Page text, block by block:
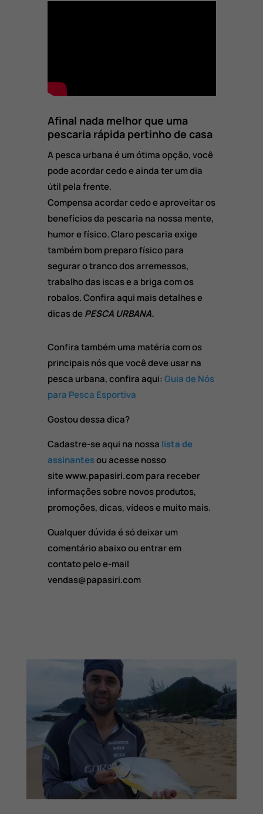
Afinal nada melhor que uma
pescaria rápida pertinho de casa
A pesca urbana é um ótima opção, você
pode acordar cedo e ainda ter um dia
útil pela frente.
Compensa acordar cedo e aproveitar os
benefícios da pescaria na nossa mente,
humor e físico. Claro pescaria exige
também bom preparo físico para
segurar o tranco dos arremessos,
trabalho das iscas e a briga com os
robalos. Confira aqui mais detalhes e
dicas dePESCA URBANA.
Confira também uma matéria com os
principais nós que você deve usar na
pesca urbana, confira aqui:Guia de Nós
para Pesca Esportiva
Gostou dessa dica?
Cadastre-se aqui na nossa lista de
assinantesou acesse nosso
sitewww.papasiri.compara receber
informações sobre novos produtos,
promoções, dicas, vídeos e muito mais.
Qualquer dúvida é só deixar um
comentário abaixo ou entrar em
contato pelo e-mail
vendas@papasiri.com